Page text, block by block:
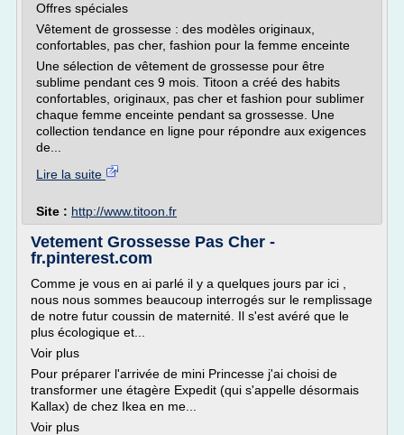
Offres spéciales
Vêtement de grossesse : des modèles originaux,
confortables, pas cher, fashion pour la femme enceinte
Une sélection de vêtement de grossesse pour être
sublime pendant ces 9 mois. Titoon a créé des habits
confortables, originaux, pas cher et fashion pour sublimer
chaque femme enceinte pendant sa grossesse. Une
collection tendance en ligne pour répondre aux exigences
de...
Lire la suite
Site : http://www.titoon.fr
Vetement Grossesse Pas Cher -
fr.pinterest.com
Comme je vous en ai parlé il y a quelques jours par ici ,
nous nous sommes beaucoup interrogés sur le remplissage
de notre futur coussin de maternité. Il s'est avéré que le
plus écologique et...
Voir plus
Pour préparer l'arrivée de mini Princesse j'ai choisi de
transformer une étagère Expedit (qui s'appelle désormais
Kallax) de chez Ikea en me...
Voir plus